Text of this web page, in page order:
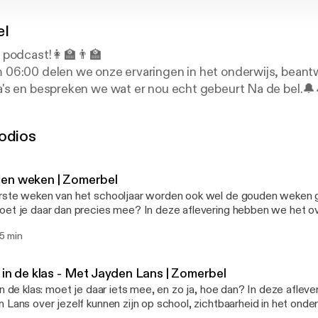
06:00 delen we onze ervaringen in het onderwijs,
en bespreken we wat er nou echt gebeurt Na de
serie bonusafleveringen in samenwerking met
maandag om 06.00 uur verschijnt. We spreken met
dieper in wat er echt gebeurt na de bel.
HOTSEFLOTS
Veggel, Aiko Letschert, Amrana Zaitouni & Jiska van
weken | Zomerbel
weken van het schooljaar worden ook wel de gouden weken
je daar dan precies mee? In deze aflevering hebben we het
op je afkomt. Hoe start je fijn, zonder dat alles meteen perfect
verhaal of dilemma in op onze website
spraakbericht of anoniem tekstbericht naar +31 6 16 01 53 81
woensdag om 06:00 delen we onze ervaringen in het
en dilemma's en bespreken we wat er nou echt gebeurt Na
min
de klas - Met Jayden Lans | Zomerbel
de klas: moet je daar iets mee, en zo ja, hoe dan? In deze
Lans over jezelf kunnen zijn op school, zichtbaarheid in het